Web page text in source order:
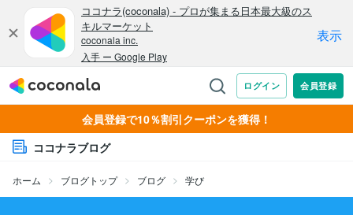
会員登録で10％割引クーポンを獲得！
ココナラブログ
ホーム ブログトップ ブログ 学び